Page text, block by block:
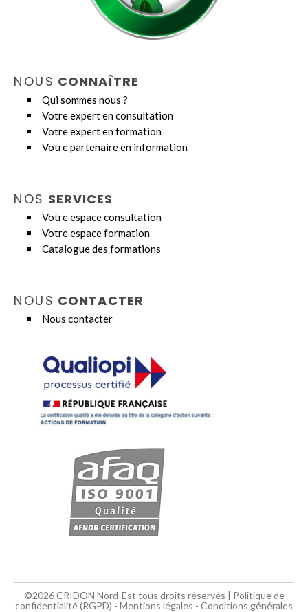
NOUS CONNAÎTRE
Qui sommes nous ?
Votre expert en consultation
Votre expert en formation
Votre partenaire en information
NOS SERVICES
Votre espace consultation
Votre espace formation
Catalogue des formations
NOUS CONTACTER
Nous contacter
©2026 CRIDON Nord-Est tous droits réservés | Politique de
confidentialité (RGPD) - Mentions légales - Conditions générales